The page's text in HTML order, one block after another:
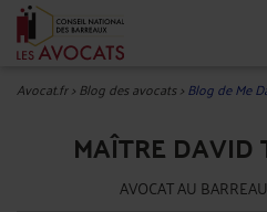
Avocat.fr>Blog des avocats>Blog de Me
MAÎTRE
AVOCAT AU